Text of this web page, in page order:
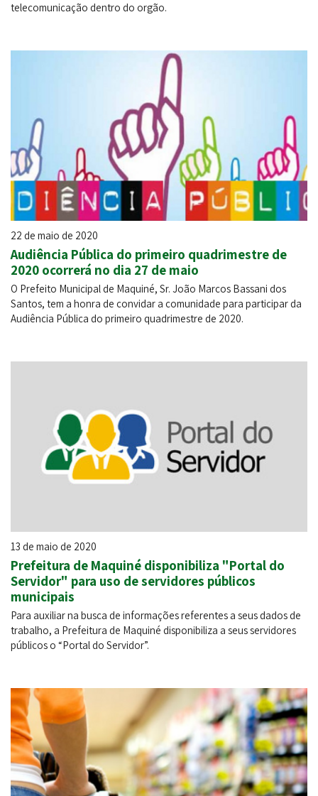
telecomunicação dentro do orgão.
22 de maio de 2020
Audiência Pública do primeiro quadrimestre de
2020 ocorrerá no dia 27 de maio
O Prefeito Municipal de Maquiné, Sr. João Marcos Bassani dos
Santos, tem a honra de convidar a comunidade para participar da
Audiência Pública do primeiro quadrimestre de 2020.
13 de maio de 2020
Prefeitura de Maquiné disponibiliza "Portal do
Servidor" para uso de servidores públicos
municipais
Para auxiliar na busca de informações referentes a seus dados de
trabalho, a Prefeitura de Maquiné disponibiliza a seus servidores
públicos o “Portal do Servidor”.